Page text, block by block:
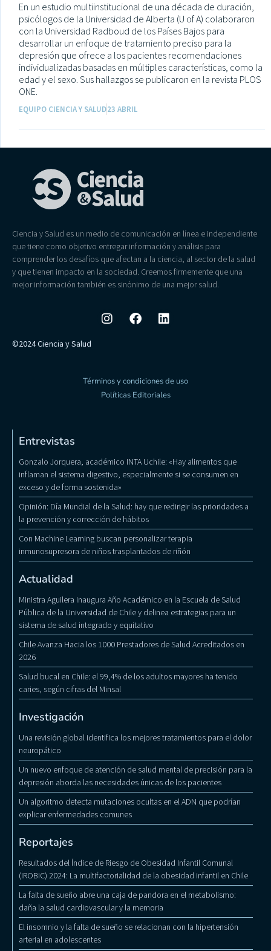
En un estudio multiinstitucional de una década de duración,
psicólogos de la Universidad de Alberta (U of A) colaboraron
con la Universidad Radboud de los Países Bajos para
desarrollar un enfoque de tratamiento preciso para la
depresión que ofrece a los pacientes recomendaciones
individualizadas basadas en múltiples características, como la
edad y el sexo. Sus hallazgos se publicaron en la revista PLOS
ONE.
EQUIPO CIENCIA Y SALUD23 ABRIL
Ciencia y Salud es un medio de comunicación en línea e independiente
que tiene como objetivo entregar información y análisis para
comprender los desafíos que afectan a la ciencia, al sector de la salud
y que tienen impacto en la sociedad. Creemos firmemente que una
mejor información también es sinónimo de una mejor salud.
©2024 Ciencia y Salud
Términos y condiciones de uso
Políticas Editoriales
Entrevistas
Gonzalo Jorquera, académico INTA Uchile: «Hay alimentos que
inflaman el sistema digestivo, especialmente si se consumen en
exceso y de forma sostenida»
Opinión: Día Mundial de la Salud: hay que redirigir las prioridades a
la prevención y corrección de hábitos
Con Machine Learning buscan personalizar terapia
inmunosupresora de niños trasplantados de riñón
Actualidad
Ministra Aguilera Inaugura Año Académico en la Escuela de Salud
Pública de la Universidad de Chile y delinea estrategias para un
sistema de salud integrado y equitativo
Chile Avanza Hacia los 1000 Prestadores de Salud Acreditados en
2026
Salud bucal en Chile: el 99,4% de los adultos mayores ha tenido
caries, según cifras del Minsal
Investigación
Una revisión global identifica los mejores tratamientos para el dolor
neuropático
Un nuevo enfoque de atención de salud mental de precisión para la
depresión aborda las necesidades únicas de los pacientes
Un algoritmo detecta mutaciones ocultas en el ADN que podrían
explicar enfermedades comunes
Reportajes
Resultados del Índice de Riesgo de Obesidad Infantil Comunal
(IROBIC) 2024: La multifactorialidad de la obesidad infantil en Chile
La falta de sueño abre una caja de pandora en el metabolismo:
daña la salud cardiovascular y la memoria
El insomnio y la falta de sueño se relacionan con la hipertensión
arterial en adolescentes